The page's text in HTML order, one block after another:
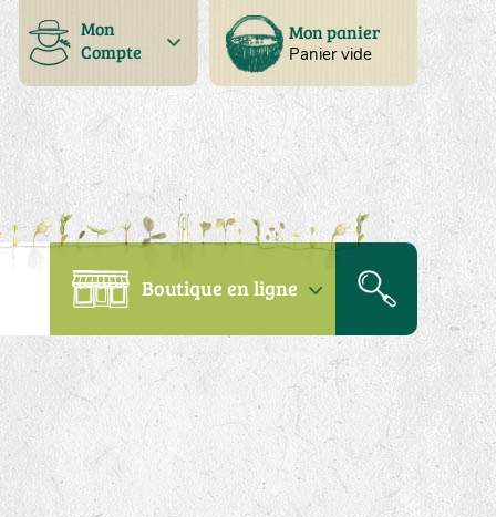
Mon panier
Panier vide
Mon
Compte
Boutique en ligne